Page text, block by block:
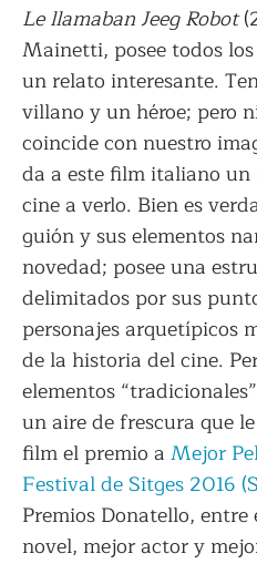
Le llamaban Jeeg Robot
Mainetti, posee todos
un relato interesante.
villano y un héroe; pero
coincide con nuestro
da a este film italiano
cine a verlo. Bien es
guión y sus elementos
novedad; posee una
delimitados por sus
personajes arquetípicos
de la historia del cine.
elementos
un aire de frescura que
film el premio a Mejor
Festival de Sitges 2016
Premios Donatello,
novel, mejor actor y